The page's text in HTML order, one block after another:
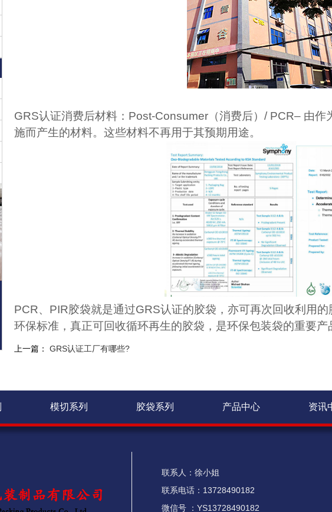
GRS认证消费后材料： Post-Consumer （消费后） / PCR– 由作
施而产生的材料。这些材料不再用于其预期用途。
PCR、 PIR胶袋就是通过GRS认证的胶袋，亦可再次回收利用
环保标准，真正可回收循环再生的胶袋，是环保包装袋的重要产
上一篇： GRS认证工厂有哪些?
模切系列 胶袋系列 产品中心 资讯
联系人：徐小姐
联系电话：13728490182
微信号 ：YS13728490182